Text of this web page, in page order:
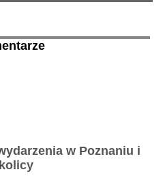
w Poznaniu i